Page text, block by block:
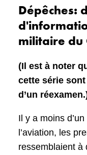
Dépêches:
militaire du
(Il est à noter
cette série
d’un
Il y a moins
l’aviation, les
ressemblaient à